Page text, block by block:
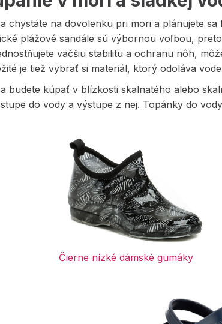
chystáte na dovolenku pri mori a plánujete
plážové sandále sú výbornou voľbou,
väčšiu stabilitu a ochranu nôh,
je tiež vybrať si materiál, ktorý odoláva
budete kúpať v blízkosti skalnatého alebo
do vody a výstupe z nej. Topánky do
Čierne nízké dámské gumáky